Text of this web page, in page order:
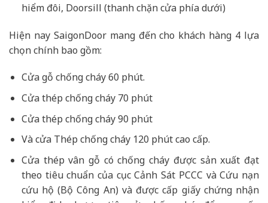
hiểm đôi, Doorsill (thanh chặn cửa phía dưới)
Hiện nay SaigonDoor mang đến cho khách hàng 4 lựa
chọn chính bao gồm:
Cửa gỗ chống cháy 60 phút.
Cửa thép chống cháy 70 phút
Cửa thép chống cháy 90 phút
Và cửa Thép chống cháy 120 phút cao cấp.
Cửa thép vân gỗ có chống cháy được sản xuất đạt
theo tiêu chuẩn của cục Cảnh Sát PCCC và Cứu nạn
cứu hộ (Bộ Công An) và được cấp giấy chứng nhận